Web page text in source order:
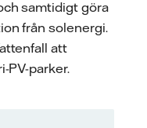
samtidigt göra
från solenergi.
att
PV-parker.